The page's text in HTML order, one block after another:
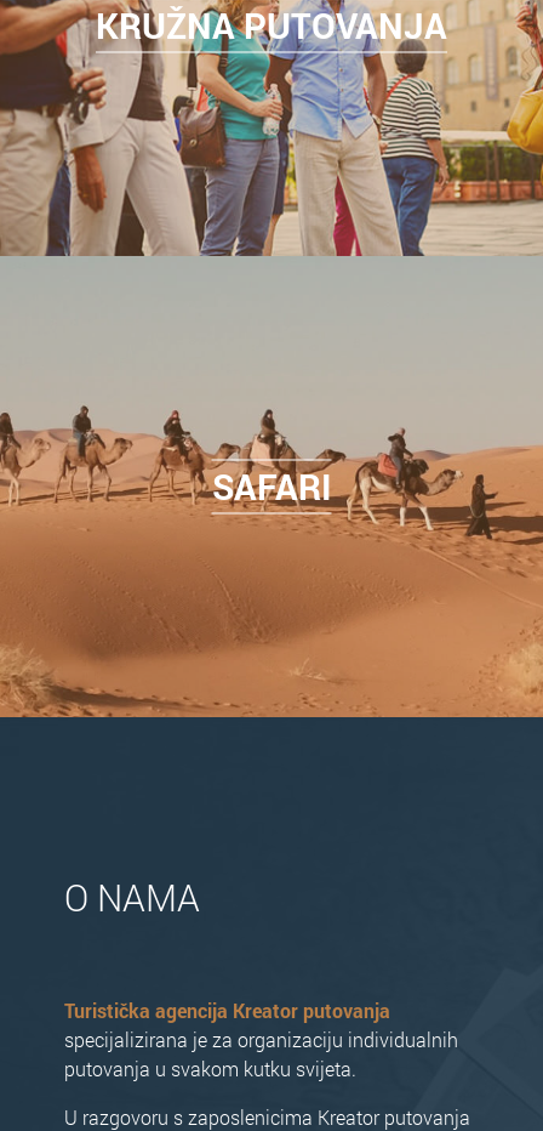
KRUŽNA PUTOVANJA
SAFARI
O NAMA
Turistička agencija Kreator putovanja
specijalizirana je za organizaciju individualnih
putovanja u svakom kutku svijeta.
U razgovoru s zaposlenicima Kreator putovanja